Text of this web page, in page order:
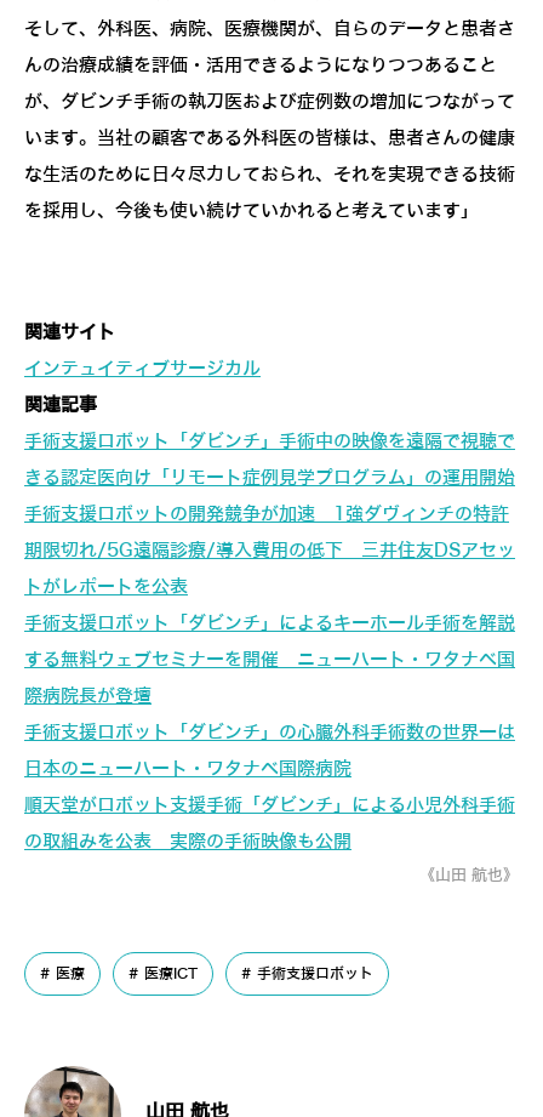
そして、外科医、病院、医療機関が、自らのデータと患者さ
んの治療成績を評価・活用できるようになりつつあること
が、ダビンチ手術の執刀医および症例数の増加につながって
います。当社の顧客である外科医の皆様は、患者さんの健康
な生活のために日々尽力しておられ、それを実現できる技術
を採用し、今後も使い続けていかれると考えています」
関連サイト
インテュイティブサージカル
関連記事
手術支援ロボット「ダビンチ」手術中の映像を遠隔で視聴で
きる認定医向け「リモート症例見学プログラム」の運用開始
手術支援ロボットの開発競争が加速 1強ダヴィンチの特許
期限切れ/5G遠隔診療/導入費用の低下 三井住友DSアセッ
トがレポートを公表
手術支援ロボット「ダビンチ」によるキーホール手術を解説
する無料ウェブセミナーを開催 ニューハート・ワタナベ国
際病院長が登壇
手術支援ロボット「ダビンチ」の心臓外科手術数の世界一は
日本のニューハート・ワタナベ国際病院
順天堂がロボット支援手術「ダビンチ」による小児外科手術
の取組みを公表 実際の手術映像も公開
《山田 航也》
医療 医療ICT 手術支援ロボット
山田 航也